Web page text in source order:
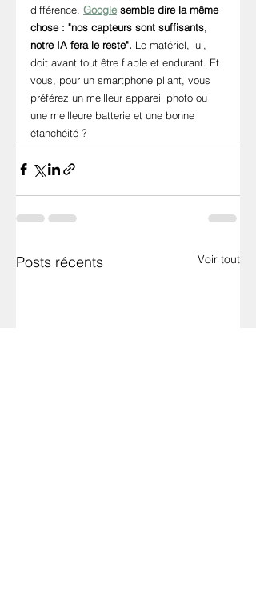
différence. Google semble dire la même
chose : "nos capteurs sont suffisants,
notre IA fera le reste". Le matériel, lui,
doit avant tout être fiable et endurant. Et
vous, pour un smartphone pliant, vous
préférez un meilleur appareil photo ou
une meilleure batterie et une bonne
étanchéité ?
Posts récents Voir tout